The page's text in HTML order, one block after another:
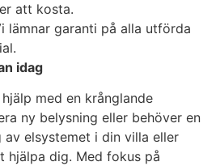
att kosta.
lämnar garanti på alla utförda
idag
med en krånglande
ny belysning eller behöver en
elsystemet i din villa eller
hjälpa dig. Med fokus på